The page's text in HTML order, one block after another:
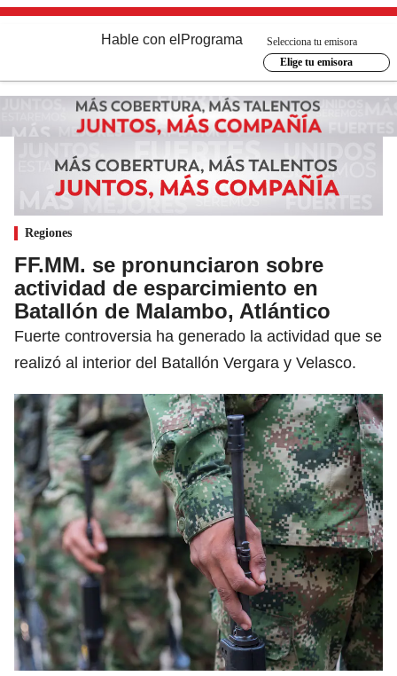
Hable con el Programa
Selecciona tu emisora
Elige tu emisora
Regiones
FF.MM. se pronunciaron sobre
actividad de esparcimiento en
Batallón de Malambo, Atlántico
Fuerte controversia ha generado la actividad que se
realizó al interior del Batallón Vergara y Velasco.